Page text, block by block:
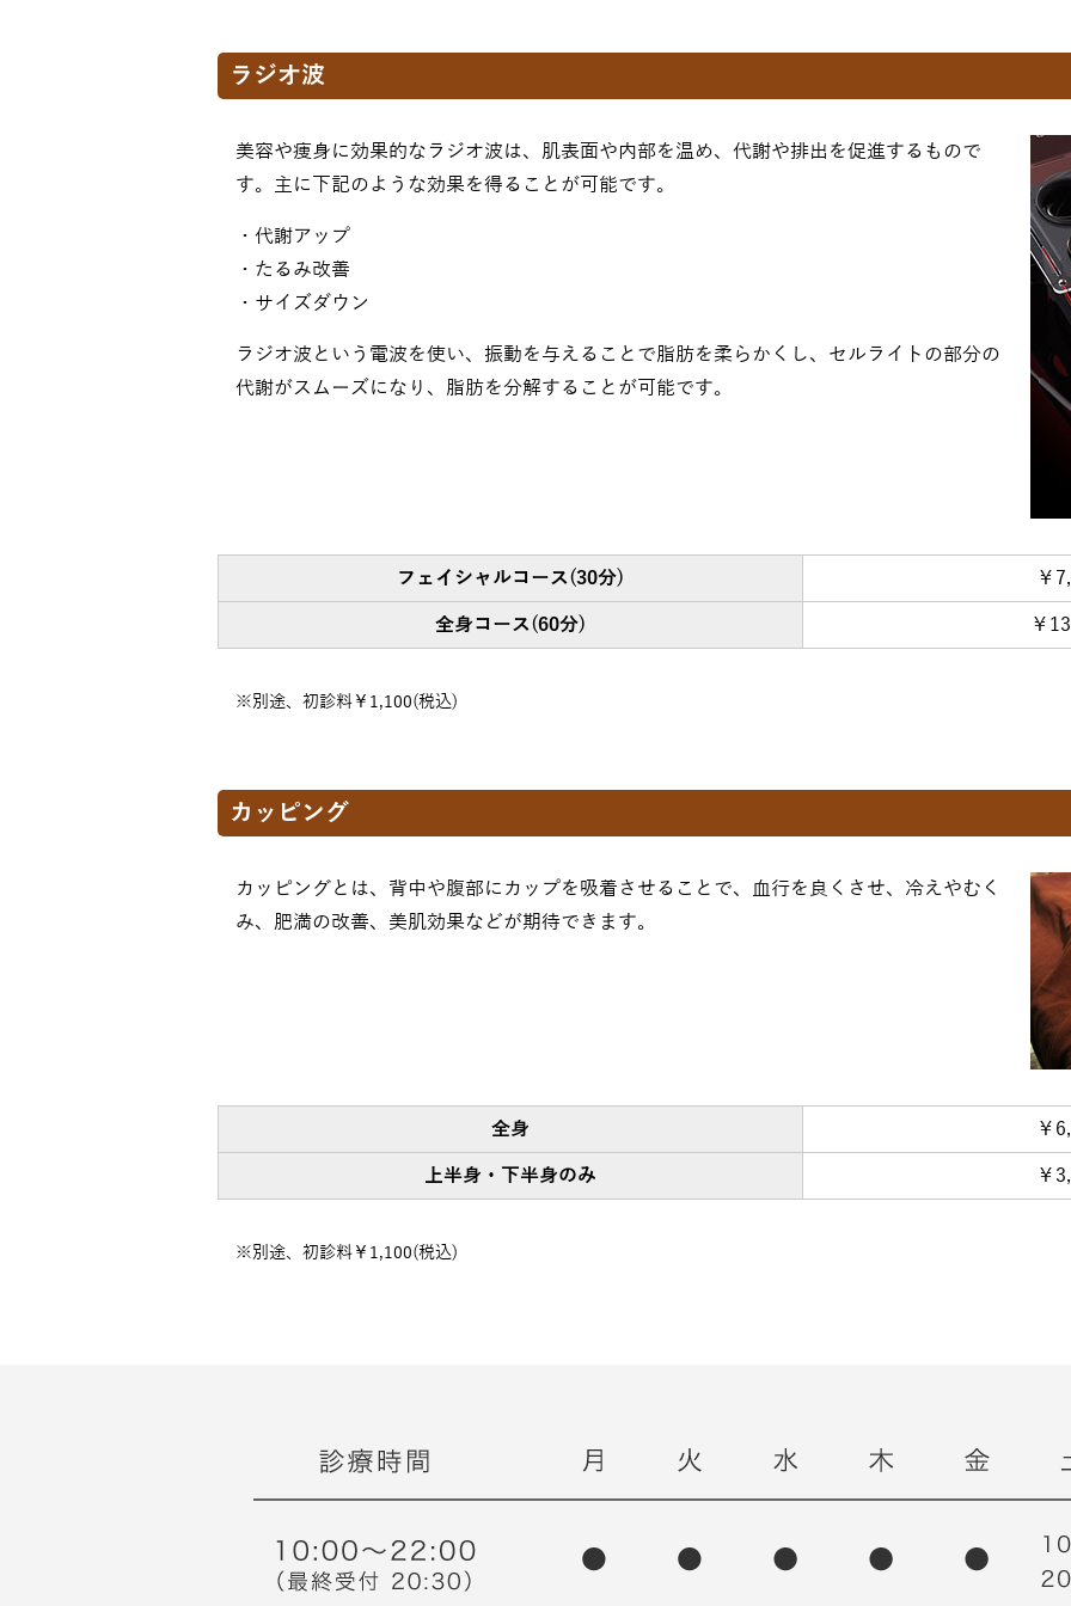
ラジオ波
美容や痩身に効果的なラジオ波は、肌表面や内部を温め、代謝や排出を促進するもので
す。主に下記のような効果を得ることが可能です。
・代謝アップ
・たるみ改善
・サイズダウン
ラジオ波という電波を使い、振動を与えることで脂肪を柔らかくし、セルライトの部分の
代謝がスムーズになり、脂肪を分解することが可能です。
フェイシャルコース(30分) ￥
全身コース(60分) ￥
※別途、初診料￥1,100(税込)
カッピング
カッピングとは、背中や腹部にカップを吸着させることで、血行を良くさせ、冷えやむく
み、肥満の改善、美肌効果などが期待できます。
全身 ￥
上半身・下半身のみ ￥
※別途、初診料￥1,100(税込)